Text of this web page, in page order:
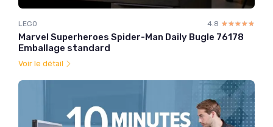
LEGO 4.8 ☆☆☆☆☆
★★★★★
Marvel Superheroes Spider-Man Daily Bugle 76178
Emballage standard
Voir le détail